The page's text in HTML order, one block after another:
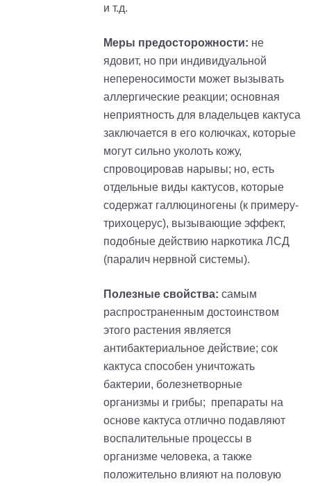
и т.д.
Меры предосторожности: не
ядовит, но при индивидуальной
непереносимости может вызывать
аллергические реакции; основная
неприятность для владельцев кактуса
заключается в его колючках, которые
могут сильно уколоть кожу,
спровоцировав нарывы; но, есть
отдельные виды кактусов, которые
содержат галлюциногены (к примеру-
трихоцерус), вызывающие эффект,
подобные действию наркотика ЛСД
(паралич нервной системы).
Полезные свойства: самым
распространенным достоинством
этого растения является
антибактериальное действие; сок
кактуса способен уничтожать
бактерии, болезнетворные
организмы и грибы; препараты на
основе кактуса отлично подавляют
воспалительные процессы в
организме человека, а также
положительно влияют на половую